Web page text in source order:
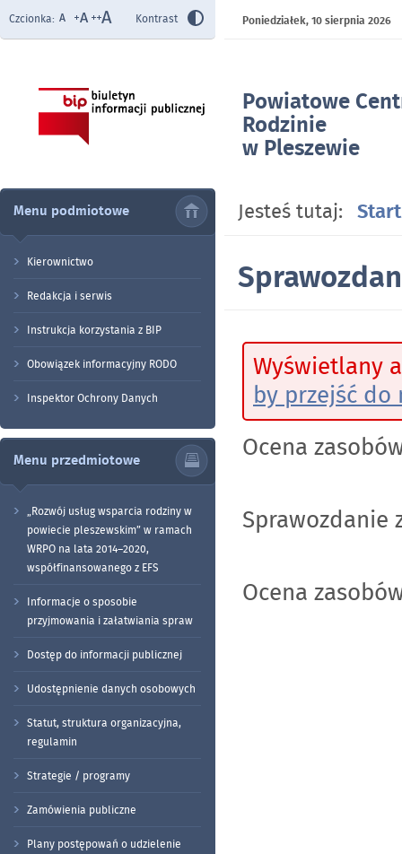
Powiatowe
Rodzinie
w Pleszewie
Czcionka: Kontrast Poniedziałek,10 sierpnia 2026
Menu podmiotowe
Kierownictwo
Redakcja i serwis
Instrukcja korzystania z BIP
Obowiązek informacyjny RODO
Inspektor Ochrony Danych
Menu przedmiotowe
„Rozwój usług wsparcia rodziny w
powiecie pleszewskim” w ramach
WRPO na lata 2014–2020,
współfinansowanego z EFS
Informacje o sposobie
przyjmowania i załatwiania spraw
Dostęp do informacji publicznej
Udostępnienie danych osobowych
Statut, struktura organizacyjna,
regulamin
Strategie / programy
Zamówienia publiczne
Plany postępowań o udzielenie
Jesteś tutaj: Start
Wyświetlany
by przejść do
Ocena
Sprawozdanie
Ocena